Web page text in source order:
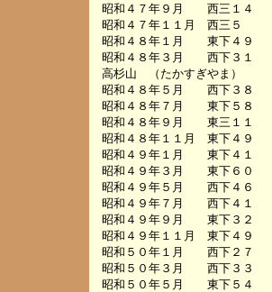
昭和４７年９月　　西三
昭和４７年１１月　西三
昭和４８年１月　　東下
昭和４８年３月　　西下
高杉山　（たかすぎやま）
昭和４８年５月　　西下
昭和４８年７月　　東下
昭和４８年９月　　東三
昭和４８年１１月　東下
昭和４９年１月　　東下
昭和４９年３月　　東下
昭和４９年５月　　西下
昭和４９年７月　　西下
昭和４９年９月　　東下
昭和４９年１１月　東下
昭和５０年１月　　西下
昭和５０年３月　　西下
昭和５０年５月　　東下